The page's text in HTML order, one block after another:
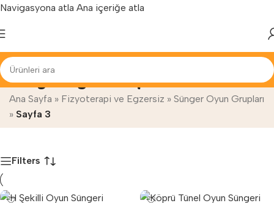
Navigasyona atla Ana içeriğe atla
Yenilenen arayüzümüz ile hizmetinizdeyiz...
Sünger Oyun Grupları
Ana Sayfa » Fizyoterapi ve Egzersiz » Sünger Oyun Grupları
» Sayfa 3
Filters